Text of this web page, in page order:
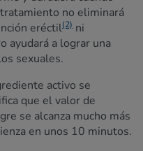
no eliminará
eréctil(2) ni
ayudará a lograr una
sexuales.
activo se
que el valor de
se alcanza mucho más
en unos 10 minutos.